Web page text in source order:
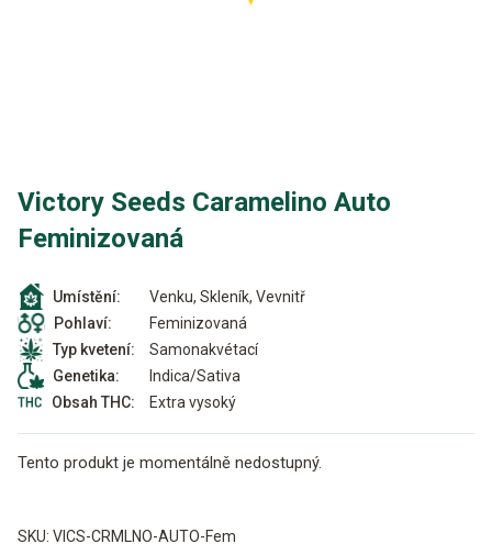
Victory Seeds Caramelino Auto
Feminizovaná
Umístění:
Venku, Skleník, Vevnitř
Pohlaví:
Feminizovaná
Typ kvetení:
Samonakvétací
Genetika:
Indica/Sativa
Obsah THC:
Extra vysoký
Tento produkt je momentálně nedostupný.
SKU: VICS-CRMLNO-AUTO-Fem